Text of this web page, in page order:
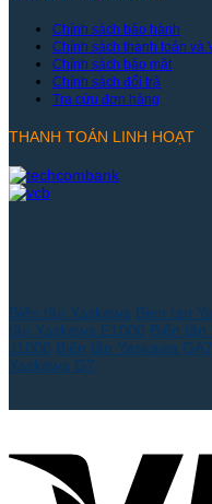
Chính sách bảo hành
Chính sách thanh toán và
Chính sách bảo mật
Chính sách đổi trả
Tra cứu đơn hàng
THANH TOÁN LINH HOẠT
Biến tần Yaskawa Bien tan
tần Yaskawa E1000 Biến tần
J1000 Biến tần Yaskawa
Yaskawa G7